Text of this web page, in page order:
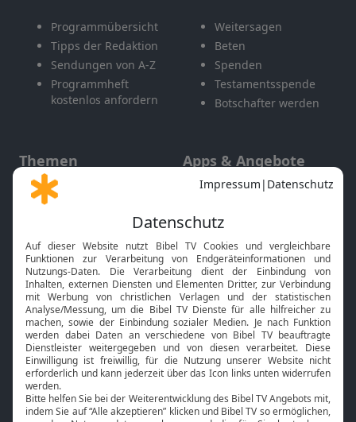
Programmübersicht
Tipps der Redaktion
Sendungen von A-Z
Programmheft
kostenlos anfordern
Weitersagen
Beten
Spenden
Testamentsspende
Botschafter werden
Themen
Gott und Bibel erklärt
Neuigkeiten
Apps & Angebote
Mobile App
Smart TV
HbbTV
Bibelthek Online-Bibel
Nächster Gottesdienst
Bibel TV
Über uns
Service
Kontakt